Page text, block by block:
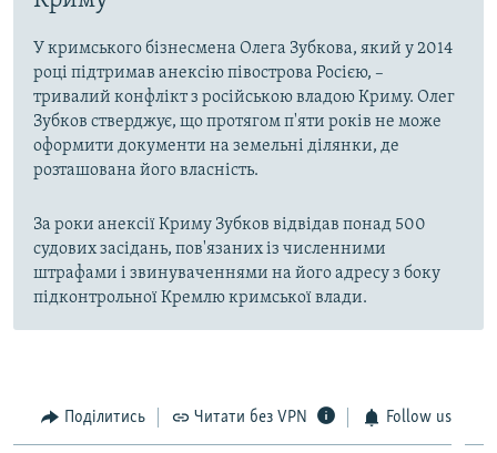
У кримського бізнесмена Олега Зубкова, який у 2014
році підтримав анексію півострова Росією, –
тривалий конфлікт з російською владою Криму. Олег
Зубков стверджує, що протягом п'яти років не може
оформити документи на земельні ділянки, де
розташована його власність.
За роки анексії Криму Зубков відвідав понад 500
судових засідань, пов'язаних із численними
штрафами і звинуваченнями на його адресу з боку
підконтрольної Кремлю кримської влади.
Поділитись Читати без VPN Follow us